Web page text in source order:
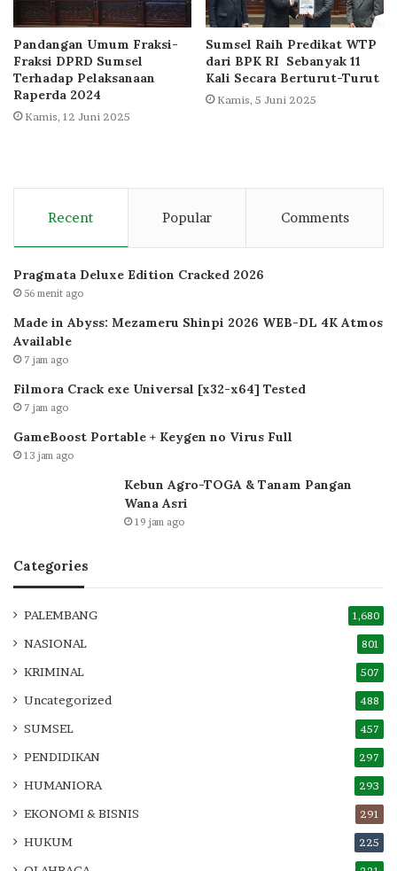
Pandangan Umum Fraksi-
Fraksi DPRD Sumsel
Terhadap Pelaksanaan
Raperda 2024
Kamis, 12 Juni 2025
Sumsel Raih Predikat WTP
dari BPK RI Sebanyak 11
Kali Secara Berturut-Turut
Kamis, 5 Juni 2025
Recent Popular Comments
Pragmata Deluxe Edition Cracked 2026
56 menit ago
Made in Abyss: Mezameru Shinpi 2026 WEB-DL 4K Atmos
Available
7 jam ago
Filmora Crack exe Universal [x32-x64] Tested
7 jam ago
GameBoost Portable + Keygen no Virus Full
13 jam ago
Kebun Agro-TOGA & Tanam Pangan
Wana Asri
19 jam ago
Categories
PALEMBANG 1,680
NASIONAL 801
KRIMINAL 507
Uncategorized 488
SUMSEL 457
PENDIDIKAN 297
HUMANIORA 293
EKONOMI & BISNIS 291
HUKUM 225